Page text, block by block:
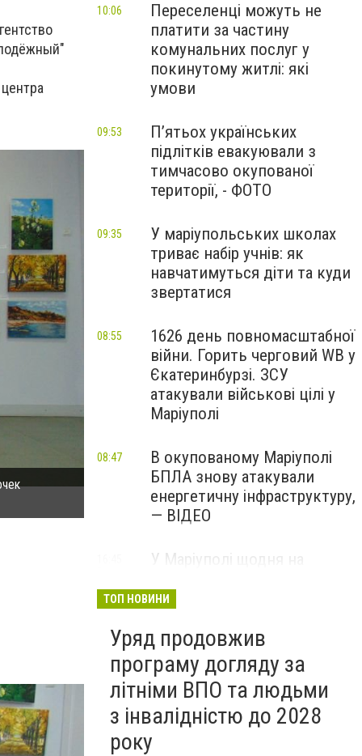
Мариупольские красавицы показали дефиле в
(ФОТОРЕПОРТАЖ) (фото) - фото 1
Переселенці можуть не
платити за частину
комунальних послуг у
покинутому житлі: які
умови
10:06
П’ятьох українських
підлітків евакуювали з
тимчасово окупованої
території, - ФОТО
09:53
У маріупольських школах
триває набір учнів: як
навчатимуться діти та куди
звертатися
09:35
1626 день повномасштабної
війни. Горить черговий WB у
Єкатеринбурзі. ЗСУ
атакували військові цілі у
Маріуполі
08:55
В окупованому Маріуполі
БПЛА знову атакували
енергетичну інфраструктуру,
— ВІДЕО
08:47
У Маріуполі щодня на
відключатимуть світло: це
ТОП НОВИНИ
Уряд продовжив
програму догляду за
літніми ВПО та людьми
з інвалідністю до 2028
року